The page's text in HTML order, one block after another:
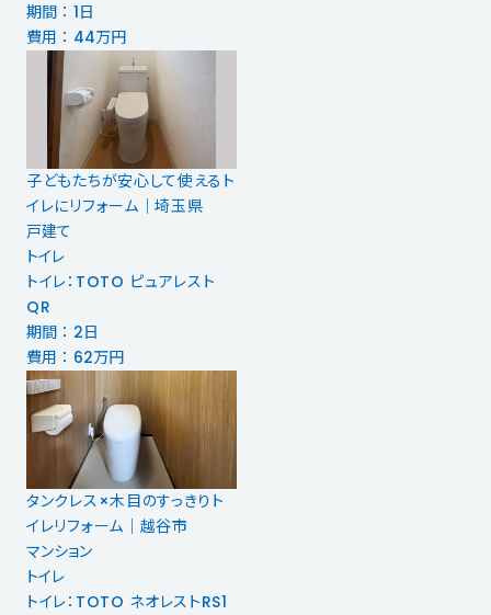
期間 ： 1日
費用 ： 44万円
子どもたちが安心して使えるト
イレにリフォーム｜埼玉県
戸建て
トイレ
トイレ：TOTO ピュアレスト
QR
期間 ： 2日
費用 ： 62万円
タンクレス×木目のすっきりト
イレリフォーム｜越谷市
マンション
トイレ
トイレ：TOTO ネオレストRS1